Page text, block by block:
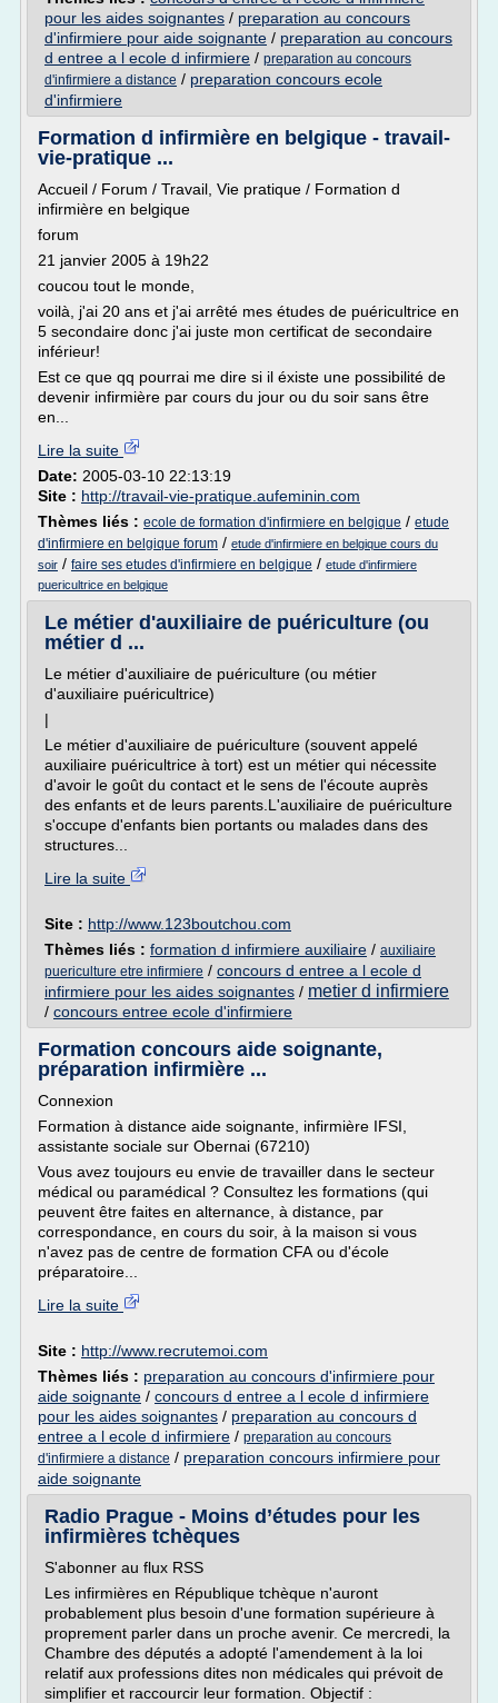
pour les aides soignantes / preparation au concours
d'infirmiere pour aide soignante / preparation au concours
d entree a l ecole d infirmiere / preparation au concours
d'infirmiere a distance / preparation concours ecole
d'infirmiere
Formation d infirmière en belgique - travail-
vie-pratique ...
Accueil / Forum / Travail, Vie pratique / Formation d
infirmière en belgique
forum
21 janvier 2005 à 19h22
coucou tout le monde,
voilà, j'ai 20 ans et j'ai arrêté mes études de puéricultrice en
5 secondaire donc j'ai juste mon certificat de secondaire
inférieur!
Est ce que qq pourrai me dire si il éxiste une possibilité de
devenir infirmière par cours du jour ou du soir sans être
en...
Lire la suite
Date: 2005-03-10 22:13:19
Site : http://travail-vie-pratique.aufeminin.com
Thèmes liés : ecole de formation d'infirmiere en belgique / etude
d'infirmiere en belgique forum / etude d'infirmiere en belgique cours du
soir / faire ses etudes d'infirmiere en belgique / etude d'infirmiere
puericultrice en belgique
Le métier d'auxiliaire de puériculture (ou
métier d ...
Le métier d'auxiliaire de puériculture (ou métier
d'auxiliaire puéricultrice)
|
Le métier d'auxiliaire de puériculture (souvent appelé
auxiliaire puéricultrice à tort) est un métier qui nécessite
d'avoir le goût du contact et le sens de l'écoute auprès
des enfants et de leurs parents.L'auxiliaire de puériculture
s'occupe d'enfants bien portants ou malades dans des
structures...
Lire la suite
Site : http://www.123boutchou.com
Thèmes liés : formation d infirmiere auxiliaire / auxiliaire
puericulture etre infirmiere / concours d entree a l ecole d
infirmiere pour les aides soignantes / metier d infirmiere
/ concours entree ecole d'infirmiere
Formation concours aide soignante,
préparation infirmière ...
Connexion
Formation à distance aide soignante, infirmière IFSI,
assistante sociale sur Obernai (67210)
Vous avez toujours eu envie de travailler dans le secteur
médical ou paramédical ? Consultez les formations (qui
peuvent être faites en alternance, à distance, par
correspondance, en cours du soir, à la maison si vous
n'avez pas de centre de formation CFA ou d'école
préparatoire...
Lire la suite
Site : http://www.recrutemoi.com
Thèmes liés : preparation au concours d'infirmiere pour
aide soignante / concours d entree a l ecole d infirmiere
pour les aides soignantes / preparation au concours d
entree a l ecole d infirmiere / preparation au concours
d'infirmiere a distance / preparation concours infirmiere pour
aide soignante
Radio Prague - Moins d’études pour les
infirmières tchèques
S'abonner au flux RSS
Les infirmières en République tchèque n'auront
probablement plus besoin d'une formation supérieure à
proprement parler dans un proche avenir. Ce mercredi, la
Chambre des députés a adopté l'amendement à la loi
relatif aux professions dites non médicales qui prévoit de
simplifier et raccourcir leur formation. Objectif :